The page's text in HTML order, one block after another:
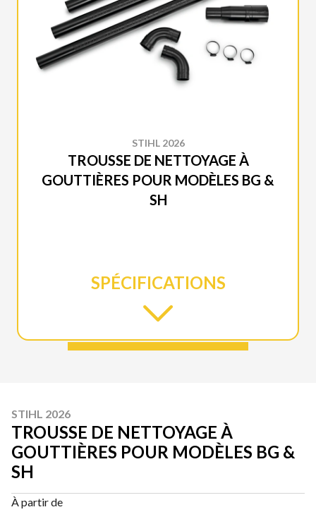
STIHL 2026
TROUSSE DE NETTOYAGE À
GOUTTIÈRES POUR MODÈLES BG &
SH
SPÉCIFICATIONS
STIHL 2026
TROUSSE DE NETTOYAGE À
GOUTTIÈRES POUR MODÈLES BG &
SH
À partir de